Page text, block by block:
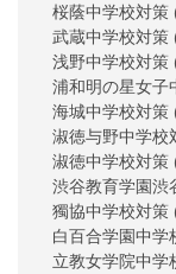
桜蔭中学校対策
武蔵中学校対策
浅野中学校対策
浦和明の星女子
海城中学校対策
淑徳与野中学校
淑徳中学校対策
渋谷教育学園渋
獨協中学校対策
白百合学園中学
立教女学院中学